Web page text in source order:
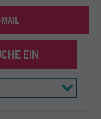
MAIL
EIN